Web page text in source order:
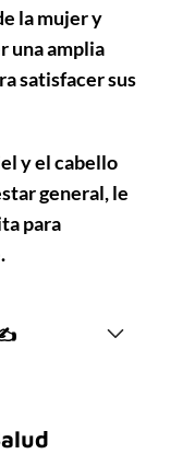
la mujer y
una amplia
satisfacer sus
y el cabello
general, le
para